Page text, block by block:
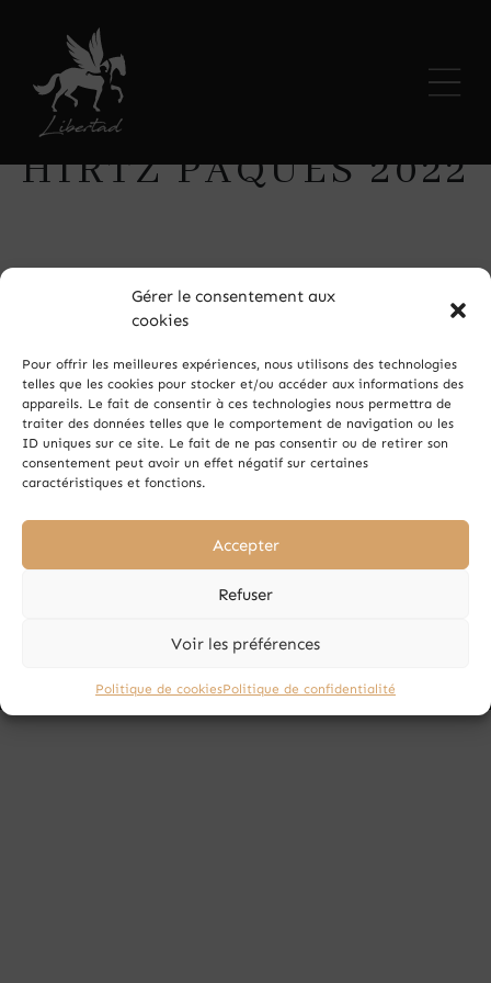
Gérer le consentement aux
cookies
Pour offrir les meilleures expériences, nous utilisons des technologies
telles que les cookies pour stocker et/ou accéder aux informations des
appareils. Le fait de consentir à ces technologies nous permettra de
traiter des données telles que le comportement de navigation ou les
ID uniques sur ce site. Le fait de ne pas consentir ou de retirer son
consentement peut avoir un effet négatif sur certaines
caractéristiques et fonctions.
Accepter
Refuser
Voir les préférences
Politique de cookiesPolitique de confidentialité
HIRTZ’PÂQUES 2022
Troupe Libertad © 2026 Tous droits réservés
Politique de cookies (UE)
Politique de confidentialité